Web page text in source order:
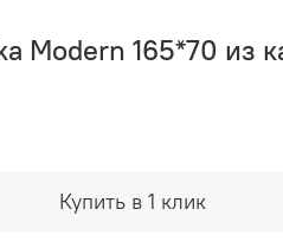
Modern 165*70 из
Купить в 1 клик